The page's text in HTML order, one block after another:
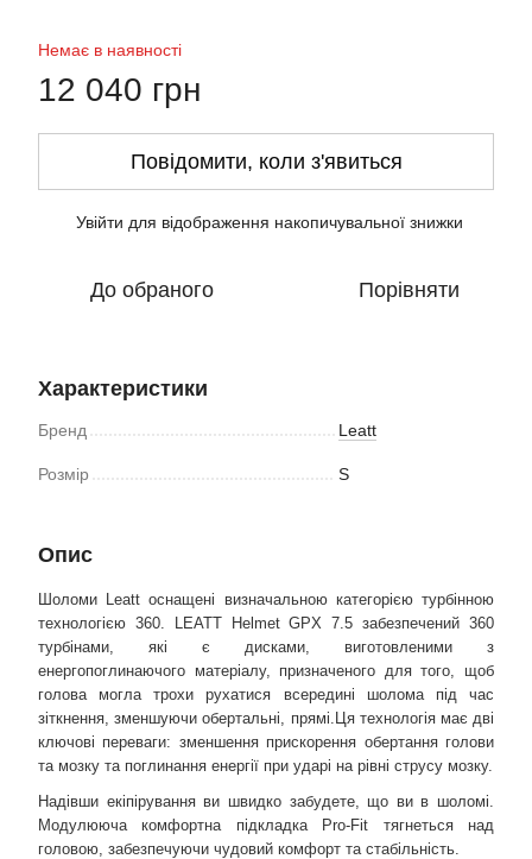
Немає в наявності
12 040 грн
Повідомити, коли з'явиться
Увійти для відображення накопичувальної знижки
До обраного Порівняти
Характеристики
Бренд Leatt
Розмір S
Опис
Шоломи Leatt оснащені визначальною категорією турбінною
технологією 360. LEATT Helmet GPX 7.5 забезпечений 360
турбінами, які є дисками, виготовленими з
енергопоглинаючого матеріалу, призначеного для того, щоб
голова могла трохи рухатися всередині шолома під час
зіткнення, зменшуючи обертальні, прямі.Ця технологія має дві
ключові переваги: ​​зменшення прискорення обертання голови
та мозку та поглинання енергії при ударі на рівні струсу мозку.
Надівши екіпірування ви швидко забудете, що ви в шоломі.
Модулююча комфортна підкладка Pro-Fit тягнеться над
головою, забезпечуючи чудовий комфорт та стабільність.